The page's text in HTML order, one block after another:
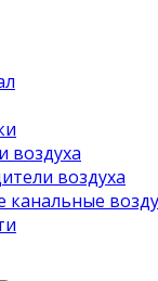
воздуха
воздуха
канальные